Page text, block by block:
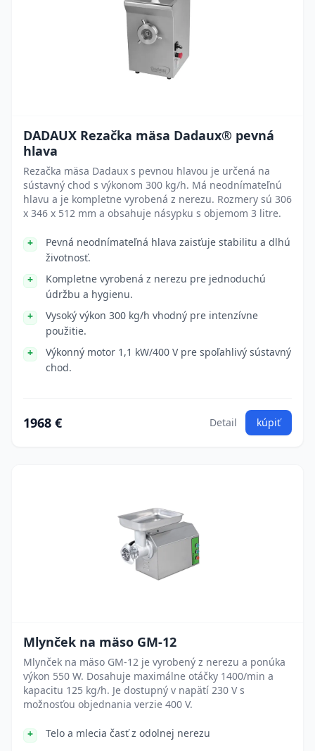
DADAUX Rezačka mäsa Dadaux® pevná
hlava
Rezačka mäsa Dadaux s pevnou hlavou je určená na
sústavný chod s výkonom 300 kg/h. Má neodnímateľnú
hlavu a je kompletne vyrobená z nerezu. Rozmery sú 306
x 346 x 512 mm a obsahuje násypku s objemom 3 litre.
Pevná neodnímateľná hlava zaisťuje stabilitu a dlhú
životnosť.
Kompletne vyrobená z nerezu pre jednoduchú
údržbu a hygienu.
Vysoký výkon 300 kg/h vhodný pre intenzívne
použitie.
Výkonný motor 1,1 kW/400 V pre spoľahlivý sústavný
chod.
1968 € Detail kúpiť
Mlynček na mäso GM-12
Mlynček na mäso GM-12 je vyrobený z nerezu a ponúka
výkon 550 W. Dosahuje maximálne otáčky 1400/min a
kapacitu 125 kg/h. Je dostupný v napätí 230 V s
možnosťou objednania verzie 400 V.
Telo a mlecia časť z odolnej nerezu